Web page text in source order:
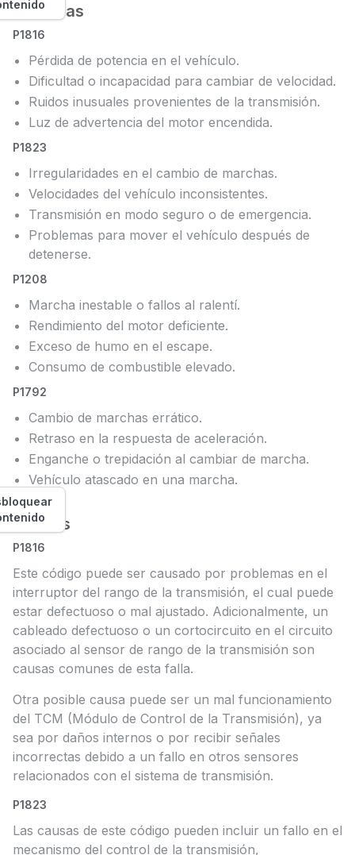
Síntomas
P1816
Pérdida de potencia en el vehículo.
Dificultad o incapacidad para cambiar de velocidad.
Ruidos inusuales provenientes de la transmisión.
Luz de advertencia del motor encendida.
P1823
Irregularidades en el cambio de marchas.
Velocidades del vehículo inconsistentes.
Transmisión en modo seguro o de emergencia.
Problemas para mover el vehículo después de
detenerse.
P1208
Marcha inestable o fallos al ralentí.
Rendimiento del motor deficiente.
Exceso de humo en el escape.
Consumo de combustible elevado.
P1792
Cambio de marchas errático.
Retraso en la respuesta de aceleración.
Enganche o trepidación al cambiar de marcha.
Vehículo atascado en una marcha.
Causas
P1816
Este código puede ser causado por problemas en el
interruptor del rango de la transmisión, el cual puede
estar defectuoso o mal ajustado. Adicionalmente, un
cableado defectuoso o un cortocircuito en el circuito
asociado al sensor de rango de la transmisión son
causas comunes de esta falla.
Otra posible causa puede ser un mal funcionamiento
del TCM (Módulo de Control de la Transmisión), ya
sea por daños internos o por recibir señales
incorrectas debido a un fallo en otros sensores
relacionados con el sistema de transmisión.
P1823
Las causas de este código pueden incluir un fallo en el
mecanismo del control de la transmisión,